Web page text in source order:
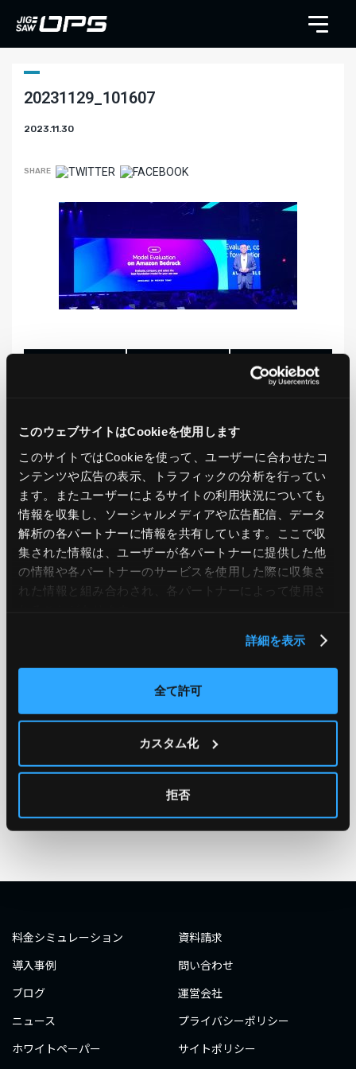
このウェブサイトはCookieを使用します
このサイトではCookieを使って、ユーザーに合わせたコ
ンテンツや広告の表示、トラフィックの分析を行ってい
ます。またユーザーによるサイトの利用状況についても
情報を収集し、ソーシャルメディアや広告配信、データ
解析の各パートナーに情報を共有しています。ここで収
集された情報は、ユーザーが各パートナーに提供した他
の情報や各パートナーのサービスを使用した際に収集さ
れた情報と組み合わされ、各パートナーによって使用さ
詳細を表示
全て許可
カスタム化
拒否
20231129_101607
2023.11.30
SHARE
SHARE
BACK TO LIST
CATEGORY
AWS GCP Azure ON PREMISE
#エンジニア #AWS re:Invent 2019 #奮闘記
#構築
#自動化 #エンジニア
#ダミーダミー
#ダミー
料金シミュレーション
導入事例
ブログ
ニュース
ホワイトペーパー
資料請求
問い合わせ
運営会社
プライバシーポリシー
サイトポリシー